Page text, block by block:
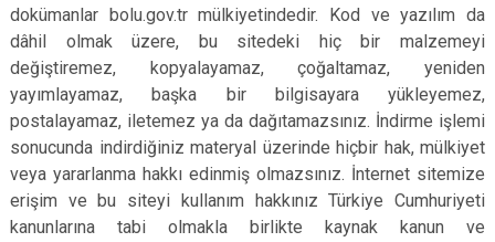
dokümanlar bolu.gov.tr mülkiyetindedir. Kod ve yazılım da
dâhil olmak üzere, bu sitedeki hiç bir malzemeyi
değiştiremez, kopyalayamaz, çoğaltamaz, yeniden
yayımlayamaz, başka bir bilgisayara yükleyemez,
postalayamaz, iletemez ya da dağıtamazsınız. İndirme işlemi
sonucunda indirdiğiniz materyal üzerinde hiçbir hak, mülkiyet
veya yararlanma hakkı edinmiş olmazsınız. İnternet sitemize
erişim ve bu siteyi kullanım hakkınız Türkiye Cumhuriyeti
kanunlarına tabi olmakla birlikte kaynak kanun ve